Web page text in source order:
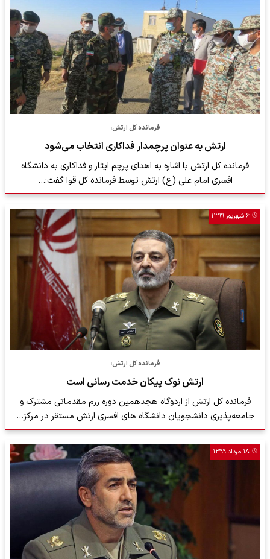
فرمانده کل ارتش:
ارتش به عنوان پرچمدار فداکاری انتخاب می‌شود
فرمانده کل ارتش با اشاره به اهدای پرچم ایثار و فداکاری به دانشگاه
افسری امام علی (ع) ارتش توسط فرمانده کل قوا گفت:…
۶ شهریور ۱۳۹۹
فرمانده کل ارتش:
ارتش نوک پیکان خدمت رسانی است
فرمانده کل ارتش از اردوگاه هجدهمین دوره رزم مقدماتی مشترک و
جامعه‌پذیری دانشجویان دانشگاه های افسری ارتش مستقر در مرکز…
۱۸ مرداد ۱۳۹۹